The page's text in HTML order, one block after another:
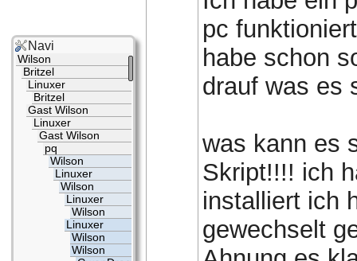
pc
habe schon
drauf was es
was kann es
Skript!!!! ich
installiert ich
gewechselt
Navi
Wilson
Britzel
Linuxer
Britzel
Gast Wilson
Linuxer
Gast Wilson
pq
Wilson
Linuxer
Wilson
Linuxer
Wilson
Linuxer
Wilson
Wilson